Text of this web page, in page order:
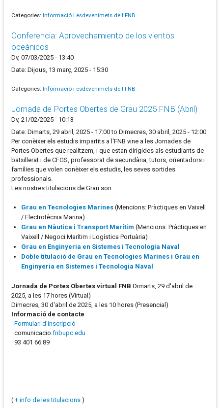
Categories: Informació i esdevenimets de l'FNB
Conferencia: Aprovechamiento de los vientos
oceànicos
Dv, 07/03/2025 - 13:40
Date: Dijous, 13 març, 2025 - 15:30
Categories: Informació i esdevenimets de l'FNB
Jornada de Portes Obertes de Grau 2025 FNB (Abril)
Dv, 21/02/2025 - 10:13
Date: Dimarts, 29 abril, 2025 - 17:00 to Dimecres, 30 abril, 2025 - 12:00
Per conèixer els estudis impartits a l'FNB vine a les Jornades de
Portes Obertes que realitzem, i que estan dirigides als estudiants de
batxillerat i de CFGS, professorat de secundària, tutors, orientadors i
famílies que volen conèixer els estudis, les seves sortides
professionals.
Les nostres titulacions de Grau son:
Grau en Tecnologies Marines (Mencions: Pràctiques en Vaixell
/ Electrotècnia Marina)
Grau en Nàutica i Transport Marítim (Mencions: Pràctiques en
Vaixell / Negoci Marítim i Logística Portuària)
Grau en Enginyeria en Sistemes i Tecnologia Naval
Doble titulació de Grau en Tecnologies Marines i Grau en
Enginyeria en Sistemes i Tecnologia Naval
Jornada de Portes Obertes virtual FNB Dimarts, 29 d'abril de
2025, a les 17 hores (Virtual)
Dimecres, 30 d'abril de 2025, a les 10 hores (Presencial)
Informació de contacte
Formulari d'inscripció
comunicacio.fnbupc.edu
93 401 66 89
( + info de les titulacions )